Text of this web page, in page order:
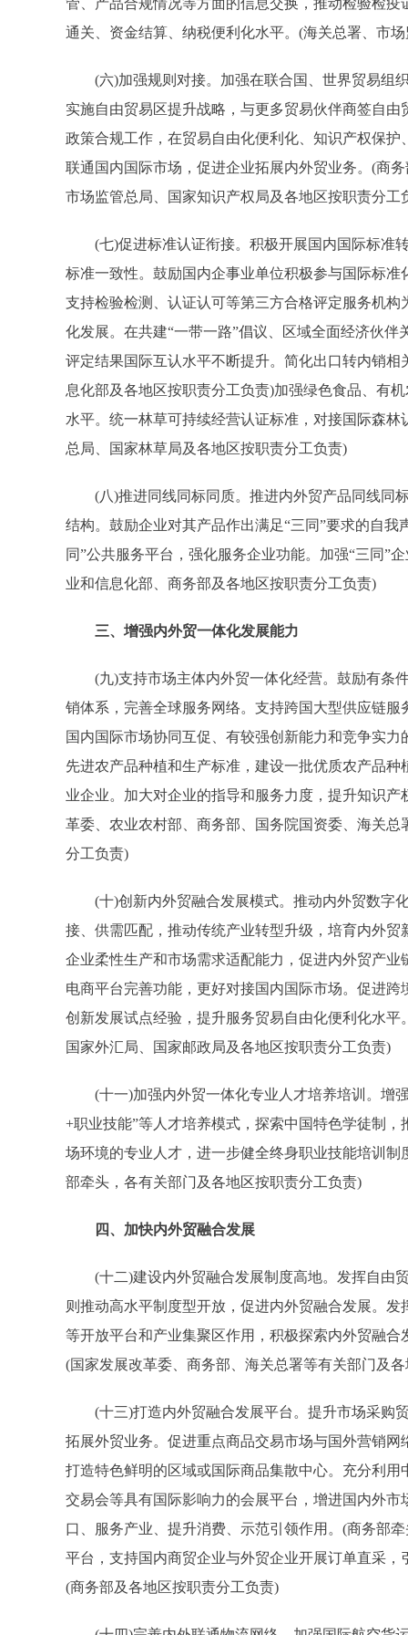
管、产品合规情况等方面的信息交换，推动检验检
通关、资金结算、纳税便利化水平。(海关总署、市
(六)加强规则对接。加强在联合国、世界贸易组
实施自由贸易区提升战略，与更多贸易伙伴商签自
政策合规工作，在贸易自由化便利化、知识产权保
联通国内国际市场，促进企业拓展内外贸业务。(商
市场监管总局、国家知识产权局及各地区按职责分工
(七)促进标准认证衔接。积极开展国内国际标准
标准一致性。鼓励国内企事业单位积极参与国际标
支持检验检测、认证认可等第三方合格评定服务机
化发展。在共建“一带一路”倡议、区域全面经济伙
评定结果国际互认水平不断提升。简化出口转内销
息化部及各地区按职责分工负责)加强绿色食品、有
水平。统一林草可持续经营认证标准，对接国际森
总局、国家林草局及各地区按职责分工负责)
(八)推进同线同标同质。推进内外贸产品同线同标
结构。鼓励企业对其产品作出满足“三同”要求的自
同”公共服务平台，强化服务企业功能。加强“三同”
业和信息化部、商务部及各地区按职责分工负责)
三、增强内外贸一体化发展能力
(九)支持市场主体内外贸一体化经营。鼓励有条件
销体系，完善全球服务网络。支持跨国大型供应链
国内国际市场协同互促、有较强创新能力和竞争实
先进农产品种植和生产标准，建设一批优质农产品
业企业。加大对企业的指导和服务力度，提升知识
革委、农业农村部、商务部、国务院国资委、海关
分工负责)
(十)创新内外贸融合发展模式。推动内外贸数字
接、供需匹配，推动传统产业转型升级，培育内外
企业柔性生产和市场需求适配能力，促进内外贸产
电商平台完善功能，更好对接国内国际市场。促进
创新发展试点经验，提升服务贸易自由化便利化水
国家外汇局、国家邮政局及各地区按职责分工负责)
(十一)加强内外贸一体化专业人才培养培训。增强
+职业技能”等人才培养模式，探索中国特色学徒制
场环境的专业人才，进一步健全终身职业技能培训
部牵头，各有关部门及各地区按职责分工负责)
四、加快内外贸融合发展
(十二)建设内外贸融合发展制度高地。发挥自由
则推动高水平制度型开放，促进内外贸融合发展。
等开放平台和产业集聚区作用，积极探索内外贸融
(国家发展改革委、商务部、海关总署等有关部门及
(十三)打造内外贸融合发展平台。提升市场采购
拓展外贸业务。促进重点商品交易市场与国外营销
打造特色鲜明的区域或国际商品集散中心。充分利
交易会等具有国际影响力的会展平台，增进国内外
口、服务产业、提升消费、示范引领作用。(商务部
平台，支持国内商贸企业与外贸企业开展订单直采
(商务部及各地区按职责分工负责)